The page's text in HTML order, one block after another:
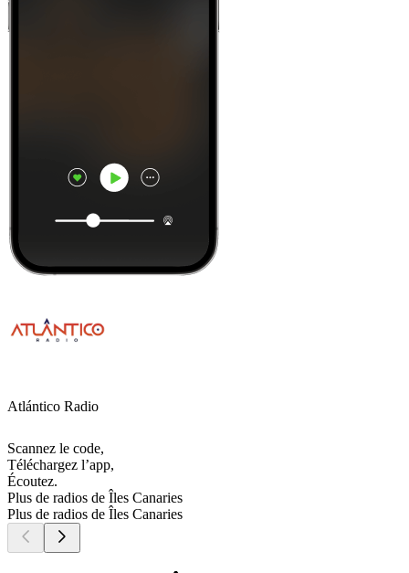
Atlántico Radio
Scannez le code,
Téléchargez l’app,
Écoutez.
Plus de radios de Îles Canaries
Plus de radios de Îles Canaries